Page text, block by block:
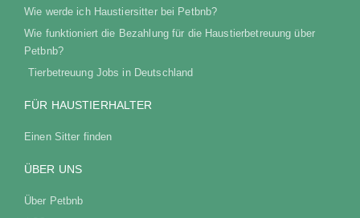
Wie werde ich Haustiersitter bei Petbnb?
Wie funktioniert die Bezahlung für die Haustierbetreuung über
Petbnb?
Tierbetreuung Jobs in Deutschland
FÜR HAUSTIERHALTER
Einen Sitter finden
ÜBER UNS
Über Petbnb